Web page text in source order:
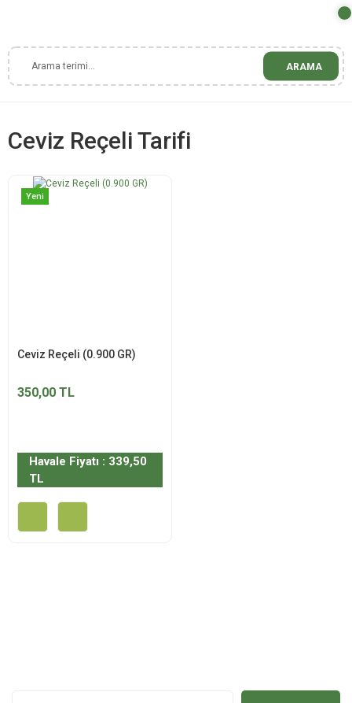
ARAMA
Ceviz Reçeli Tarifi
Yeni
Ceviz Reçeli (0.900 GR)
350,00 TL
Havale Fiyatı : 339,50
TL